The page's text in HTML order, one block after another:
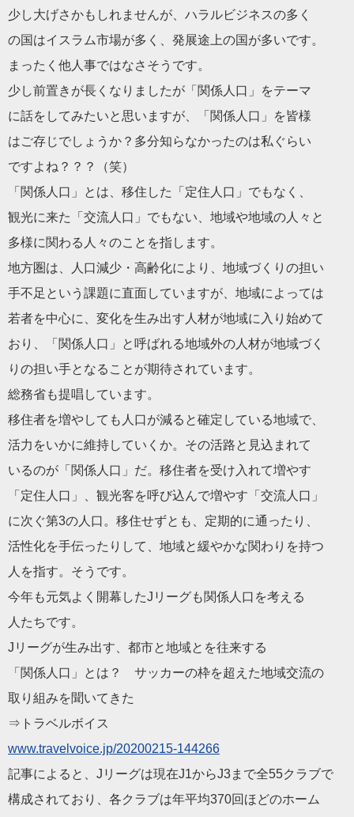
少し大げさかもしれませんが、 ハラルビジネスの多く
の国はイスラム市場が多く、発展途上の国が多いです。
まったく他人事ではなさそうです。
少し前置きが長くなりましたが「関係人口」をテーマ
に話をしてみたいと思いますが、「関係人口」を皆様
はご存じでしょうか？多分知らなかったのは私ぐらい
ですよね？？？（笑）
「関係人口」とは、移住した「定住人口」でもなく、
観光に来た「交流人口」でもない、地域や地域の人々と
多様に関わる人々のことを指します。
地方圏は、人口減少・高齢化により、地域づくりの担い
手不足という課題に直面していますが、地域によっては
若者を中心に、変化を生み出す人材が地域に入り始めて
おり、「関係人口」と呼ばれる地域外の人材が地域づく
りの担い手となることが期待されています。
総務省も提唱しています。
移住者を増やしても人口が減ると確定している地域で、
活力をいかに維持していくか。その活路と見込まれて
いるのが「関係人口」だ。移住者を受け入れて増やす
「定住人口」、観光客を呼び込んで増やす「交流人口」
に次ぐ第3の人口。移住せずとも、定期的に通ったり、
活性化を手伝ったりして、地域と緩やかな関わりを持つ
人を指す。そうです。
今年も元気よく開幕したJリーグも関係人口を考える
人たちです。
Jリーグが生み出す、都市と地域とを往来する
「関係人口」とは？ サッカーの枠を超えた地域交流の
取り組みを聞いてきた
⇒トラベルボイス
www.travelvoice.jp/20200215-144266
記事によると、Jリーグは現在J1からJ3まで全55クラブで
構成されており、各クラブは年平均370回ほどのホーム